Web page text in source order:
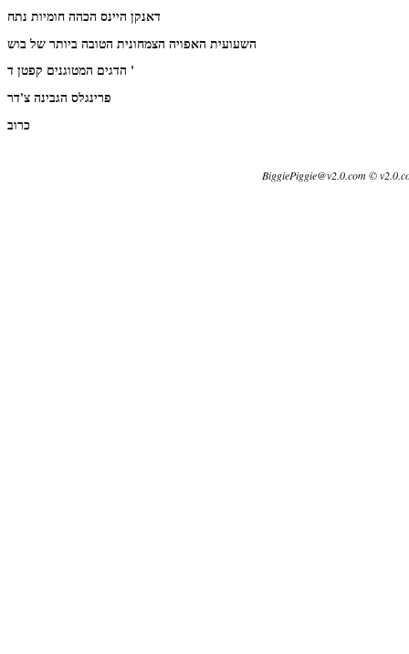
דאנקן היינס הכהה חומיות נתח
השעועית האפויה הצמחונית הטובה ביותר של בוש
הדגים המטוגנים קפטן ד '
פרינגלס הגבינה צ'דר
כרוב
BiggiePiggie@v2.0.com ©